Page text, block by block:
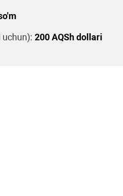
200 AQSh dollari